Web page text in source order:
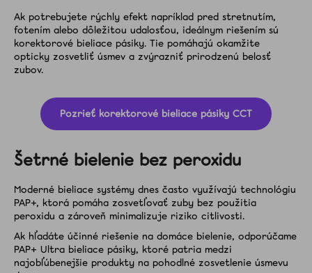
Ak potrebujete rýchly efekt napríklad pred stretnutím,
fotením alebo dôležitou udalosťou, ideálnym riešením sú
korektorové bieliace pásiky. Tie pomáhajú okamžite
opticky zosvetliť úsmev a zvýrazniť prirodzenú belosť
zubov.
Pozrieť korektorové bieliace pásiky CCT
Šetrné bielenie bez peroxidu
Moderné bieliace systémy dnes často využívajú technológiu
PAP+, ktorá pomáha zosvetľovať zuby bez použitia
peroxidu a zároveň minimalizuje riziko citlivosti.
Ak hľadáte účinné riešenie na domáce bielenie, odporúčame
PAP+ Ultra bieliace pásiky, ktoré patria medzi
najobľúbenejšie produkty na pohodlné zosvetlenie úsmevu